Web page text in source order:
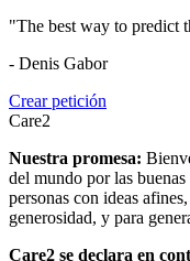
"The best way to predict
- Denis Gabor
Crear petición
Care2
Nuestra promesa:
del mundo por las
personas con ideas
generosidad, y para
Care2 se declara en